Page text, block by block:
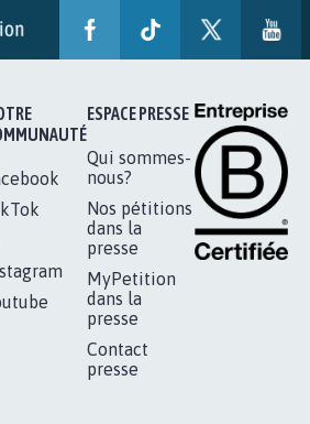
ESPACE PRESSE
Qui sommes-
nous?
Nos pétitions
dans la
presse
MyPetition
dans la
presse
Contact
presse